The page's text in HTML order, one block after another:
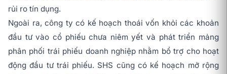
rủi ro tín dụng.
Ngoài ra, công ty có kế hoạch thoái vốn khỏi các khoản
đầu tư vào cổ phiếu chưa niêm yết và phát triển mảng
phân phối trái phiếu doanh nghiệp nhằm bổ trợ cho hoạt
động đầu tư trái phiếu. SHS cũng có kế hoạch mở rộng